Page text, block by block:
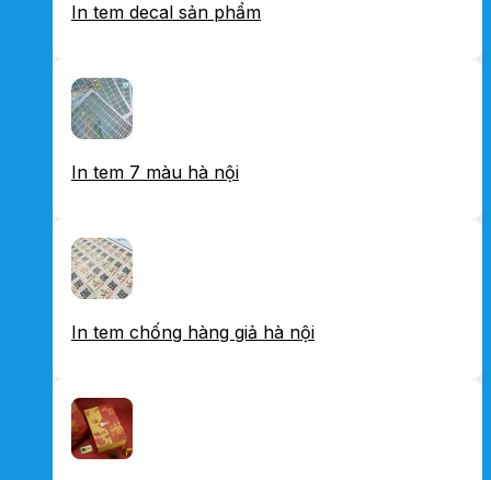
In tem decal sản phẩm
In tem 7 màu hà nội
In tem chống hàng giả hà nội